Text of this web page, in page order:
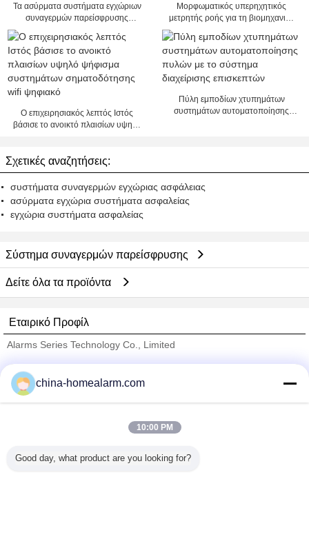
Τα ασύρματα συστήματα εγχώριων
συναγερμών παρείσφρυσης
ασφάλειας GSM ανοίγουν/μακριά
με APP
Μορφωματικός υπερηχητικός
μετρητής ροής για τη βιομηχανική
αυτοματοποίησης
Ο επιχειρησιακός λεπτός Ιστός
βάσισε το ανοικτό πλαισίων υψηλό
Πύλη εμποδίων χτυπημάτων
συστημάτων αυτοματοποίησης
Σχετικές αναζητήσεις:
συστήματα συναγερμών εγχώριας ασφάλειας
ασύρματα εγχώρια συστήματα ασφαλείας
εγχώρια συστήματα ασφαλείας
Σύστημα συναγερμών παρείσφρυσης
Δείτε όλα τα προϊόντα
Εταιρικό Προφίλ
Alarms Series Technology Co., Limited
Trust Seal
Verified Suplier
Όλα τα Προϊόντα
china-homealarm.com
10:00 PM
Good day, what product are you looking for?